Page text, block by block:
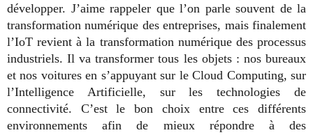
développer. J’aime rappeler que l’on parle souvent de la
transformation numérique des entreprises, mais finalement
l’IoT revient à la transformation numérique des processus
industriels. Il va transformer tous les objets : nos bureaux
et nos voitures en s’appuyant sur le Cloud Computing, sur
l’Intelligence Artificielle, sur les technologies de
connectivité. C’est le bon choix entre ces différents
environnements afin de mieux répondre à des